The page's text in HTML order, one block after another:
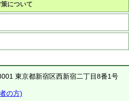
について
東京都新宿区西新宿二丁目8番1号
の方)